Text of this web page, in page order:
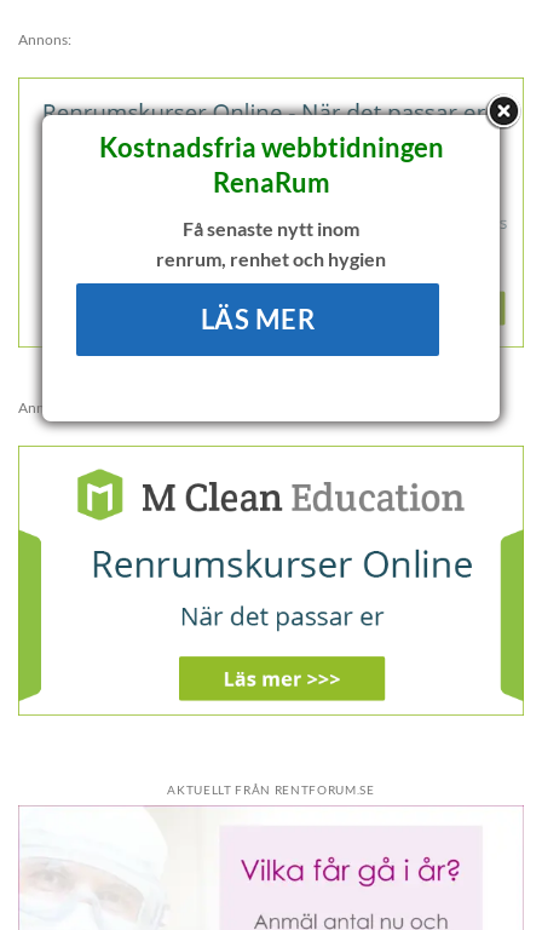
Annons:
Annons:
AKTUELLT FRÅN RENTFORUM.SE
Kostnadsfria webbtidningen
RenaRum
Få senaste nytt inom
renrum, renhet och hygien
LÄS MER